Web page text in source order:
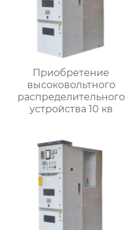
Приобретение
высоковольтного
распределительного
устройства 10 кв